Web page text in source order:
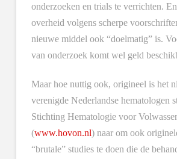
onderzoeken en trials te verrichten.
overheid volgens scherpe
nieuwe middel ook “doelmatig” is.
van onderzoek komt wel geld
Maar hoe nuttig ook, origineel is het
verenigde Nederlandse hematologen
Stichting Hematologie voor
(www.hovon.nl) naar om ook
“brutale” studies te doen die de